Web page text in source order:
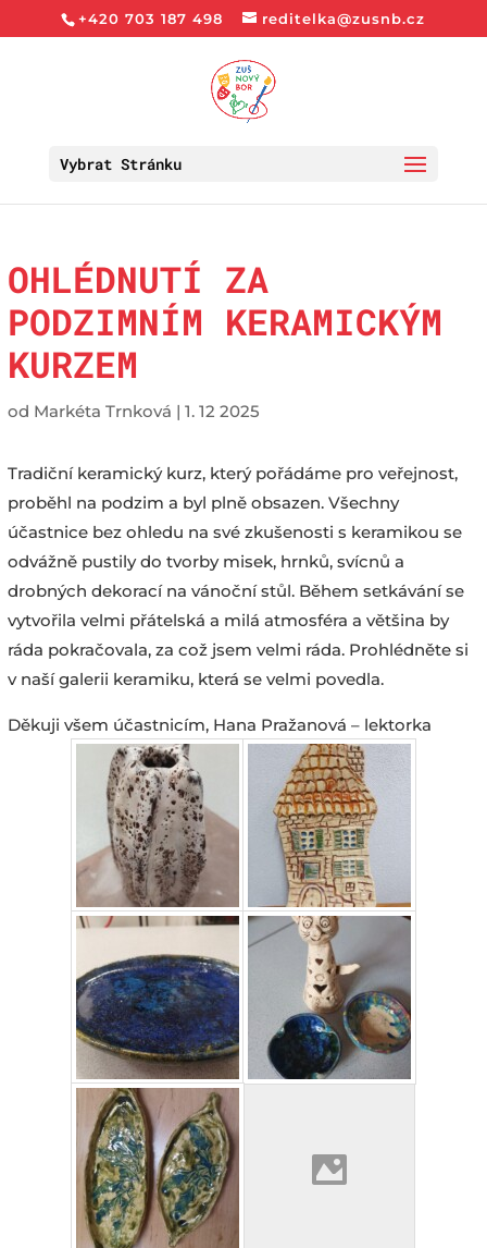
+420 703 187 498 reditelka@zusnb.cz
Vybrat Stránku
OHLÉDNUTÍ ZA
PODZIMNÍM KERAMICKÝM
KURZEM
od Markéta Trnková | 1. 12 2025
Tradiční keramický kurz, který pořádáme pro veřejnost,
proběhl na podzim a byl plně obsazen. Všechny
účastnice bez ohledu na své zkušenosti s keramikou se
odvážně pustily do tvorby misek, hrnků, svícnů a
drobných dekorací na vánoční stůl. Během setkávání se
vytvořila velmi přátelská a milá atmosféra a většina by
ráda pokračovala, za což jsem velmi ráda. Prohlédněte si
v naší galerii keramiku, která se velmi povedla.
Děkuji všem účastnicím, Hana Pražanová – lektorka